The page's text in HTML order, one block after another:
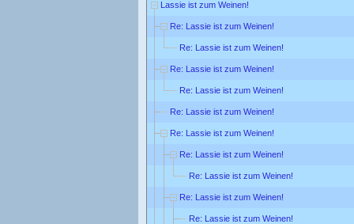
Lassie ist zum Weinen!
Re: Lassie ist zum Weinen!
Re: Lassie ist zum Weinen!
Re: Lassie ist zum Weinen!
Re: Lassie ist zum Weinen!
Re: Lassie ist zum Weinen!
Re: Lassie ist zum Weinen!
Re: Lassie ist zum Weinen!
Re: Lassie ist zum Weinen!
Re: Lassie ist zum Weinen!
Re: Lassie ist zum Weinen!